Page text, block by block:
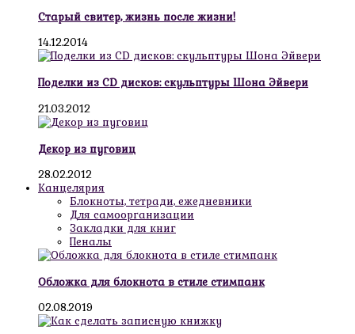
Старый свитер, жизнь после жизни!
14.12.2014
Поделки из CD дисков: скульптуры Шона Эйвери
21.03.2012
Декор из пуговиц
28.02.2012
Канцелярия
Блокноты, тетради, ежедневники
Для самоорганизации
Закладки для книг
Пеналы
Обложка для блокнота в стиле стимпанк
02.08.2019